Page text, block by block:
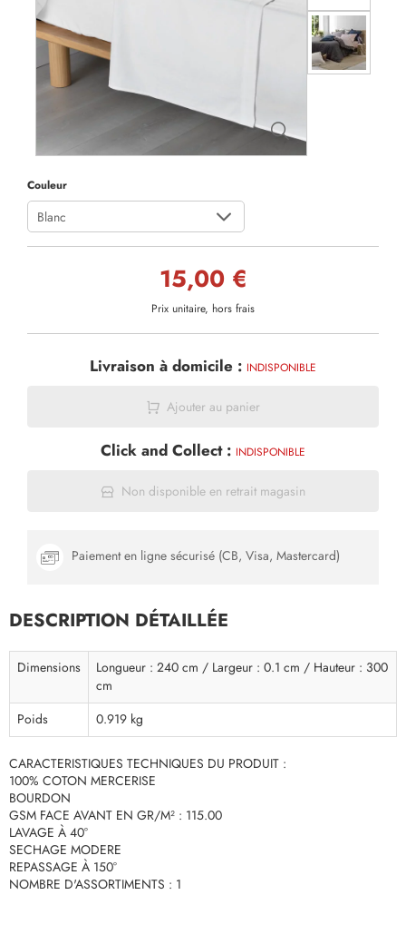
Couleur
Blanc
15,00 €
Prix unitaire, hors frais
Livraison à domicile : INDISPONIBLE
Ajouter au panier
Click and Collect : INDISPONIBLE
Non disponible en retrait magasin
Paiement en ligne sécurisé (CB, Visa, Mastercard)
DESCRIPTION DÉTAILLÉE
Dimensions
Longueur : 240 cm / Largeur : 0.1 cm / Hauteur : 300
cm
Poids
0.919 kg
CARACTERISTIQUES TECHNIQUES DU PRODUIT :
100% COTON MERCERISE
BOURDON
GSM FACE AVANT EN GR/M² : 115.00
LAVAGE À 40°
SECHAGE MODERE
REPASSAGE À 150°
NOMBRE D'ASSORTIMENTS : 1